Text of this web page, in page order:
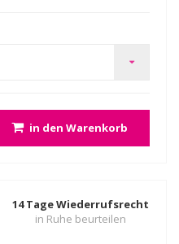
in den Warenkorb
14 Tage Wiederrufsrecht
in Ruhe beurteilen